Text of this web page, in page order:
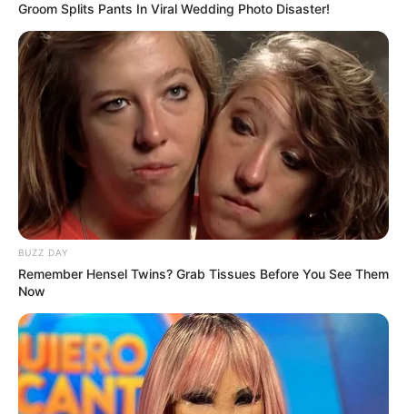
Groom Splits Pants In Viral Wedding Photo Disaster!
BUZZ DAY
Remember Hensel Twins? Grab Tissues Before You See Them
Now